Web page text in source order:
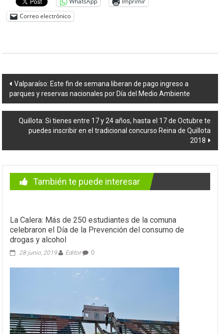
Correo electrónico
Navegación
de
entradas
Valparaíso: Este fin de semana liberan de pago ingreso a
parques y reservas nacionales por Día del Medio Ambiente
Quillota: Si tienes entre 17 y 24 años, hasta el 17 de Octubre te
puedes inscribir en el tradicional concurso Reina de Quillota
2018
También te puede interesar
La Calera: Más de 250 estudiantes de la comuna
celebraron el Día de la Prevención del consumo de
drogas y alcohol
28 junio, 2019 Editor 0